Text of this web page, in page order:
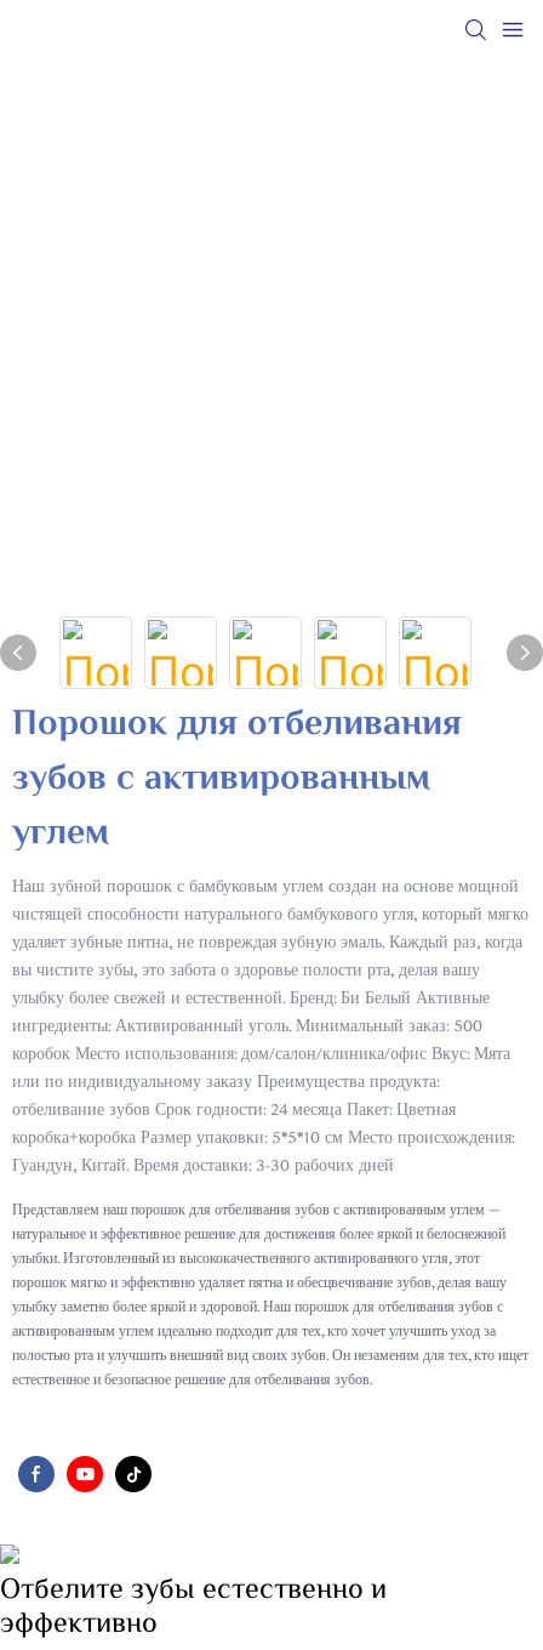
Порошок для отбеливания
зубов с активированным
углем
Наш зубной порошок с бамбуковым углем создан на основе мощной
чистящей способности натурального бамбукового угля, который мягко
удаляет зубные пятна, не повреждая зубную эмаль. Каждый раз, когда
вы чистите зубы, это забота о здоровье полости рта, делая вашу
улыбку более свежей и естественной. Бренд: Би Белый Активные
ингредиенты: Активированный уголь. Минимальный заказ: 500
коробок Место использования: дом/салон/клиника/офис Вкус: Мята
или по индивидуальному заказу Преимущества продукта:
отбеливание зубов Срок годности: 24 месяца Пакет: Цветная
коробка+коробка Размер упаковки: 5*5*10 см Место происхождения:
Гуандун, Китай. Время доставки: 3-30 рабочих дней
Представляем наш порошок для отбеливания зубов с активированным углем —
натуральное и эффективное решение для достижения более яркой и белоснежной
улыбки. Изготовленный из высококачественного активированного угля, этот
порошок мягко и эффективно удаляет пятна и обесцвечивание зубов, делая вашу
улыбку заметно более яркой и здоровой. Наш порошок для отбеливания зубов с
активированным углем идеально подходит для тех, кто хочет улучшить уход за
полостью рта и улучшить внешний вид своих зубов. Он незаменим для тех, кто ищет
естественное и безопасное решение для отбеливания зубов.
Отбелите зубы естественно и
эффективно